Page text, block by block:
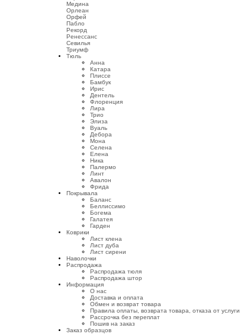
Медина
Орлеан
Орфей
Пабло
Рекорд
Ренессанс
Севилья
Триумф
Тюль
Анна
Катара
Плиссе
Бамбук
Ирис
Дентель
Флоренция
Лира
Трио
Элиза
Вуаль
Дебора
Мона
Селена
Елена
Ника
Палермо
Линт
Авалон
Фрида
Покрывала
Баланс
Беллиссимо
Богема
Галатея
Гарден
Коврики
Лист клена
Лист дуба
Лист сирени
Наволочки
Распродажа
Распродажа тюля
Распродажа штор
Информация
О нас
Доставка и оплата
Обмен и возврат товара
Правила оплаты, возврата товара, отказа от услуги
Рассрочка без переплат
Пошив на заказ
Заказ образцов